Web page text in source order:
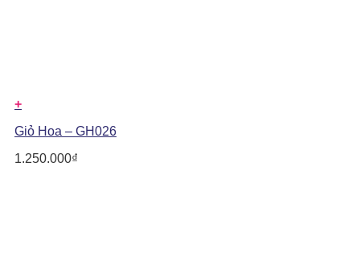
+
Giỏ Hoa – GH026
1.250.000₫